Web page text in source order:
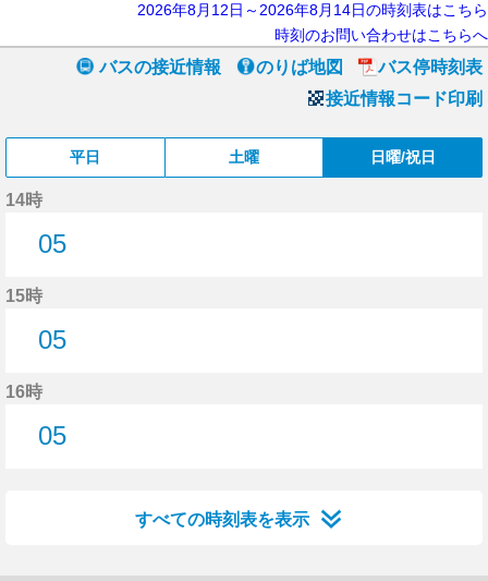
2026年8月12日～2026年8月14日の時刻表はこちら
時刻のお問い合わせはこちらへ
バスの接近情報 のりば地図
バス停時刻表
接近情報コード印刷
平日 土曜 日曜/祝日
14時
05
15時
05
16時
05
すべての時刻表を表示